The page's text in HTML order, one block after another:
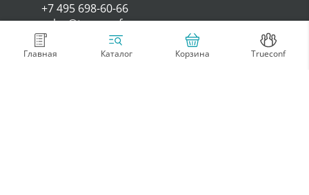
Главная Каталог Trueconf
Корзина
+7 495 698-60-66
sales@trueconf.ru